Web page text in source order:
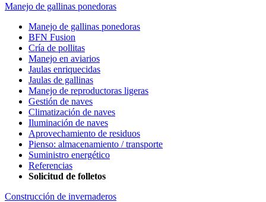
Manejo de gallinas ponedoras
Manejo de gallinas ponedoras
BFN Fusion
Cría de pollitas
Manejo en aviarios
Jaulas enriquecidas
Jaulas de gallinas
Manejo de reproductoras ligeras
Gestión de naves
Climatización de naves
Iluminación de naves
Aprovechamiento de residuos
Pienso: almacenamiento / transporte
Suministro energético
Referencias
Solicitud de folletos
Construcción de invernaderos